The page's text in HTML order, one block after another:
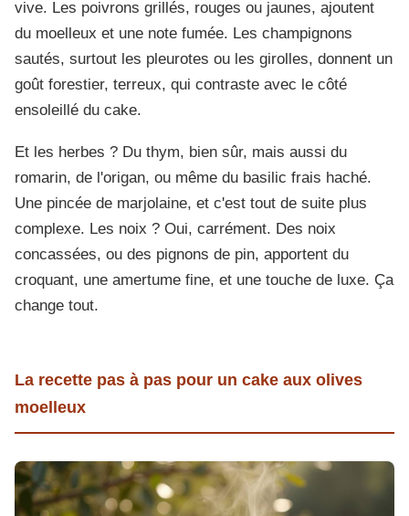
vive. Les poivrons grillés, rouges ou jaunes, ajoutent
du moelleux et une note fumée. Les champignons
sautés, surtout les pleurotes ou les girolles, donnent un
goût forestier, terreux, qui contraste avec le côté
ensoleillé du cake.
Et les herbes ? Du thym, bien sûr, mais aussi du
romarin, de l'origan, ou même du basilic frais haché.
Une pincée de marjolaine, et c'est tout de suite plus
complexe. Les noix ? Oui, carrément. Des noix
concassées, ou des pignons de pin, apportent du
croquant, une amertume fine, et une touche de luxe. Ça
change tout.
La recette pas à pas pour un cake aux olives
moelleux